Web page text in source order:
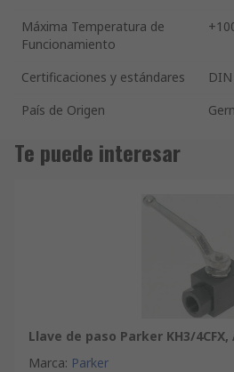
Máxima Temperatura de
Funcionamiento
Certificaciones y estándares
País de Origen
Te puede interesar
Llave de paso Parker KH3/
Marca: Parker